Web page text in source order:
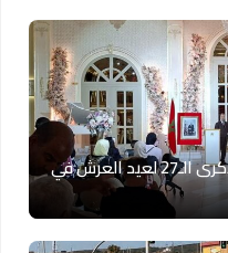
قنصلية المغرب بروتردام تحيي الذكرى الـ27 لعيد العرش في